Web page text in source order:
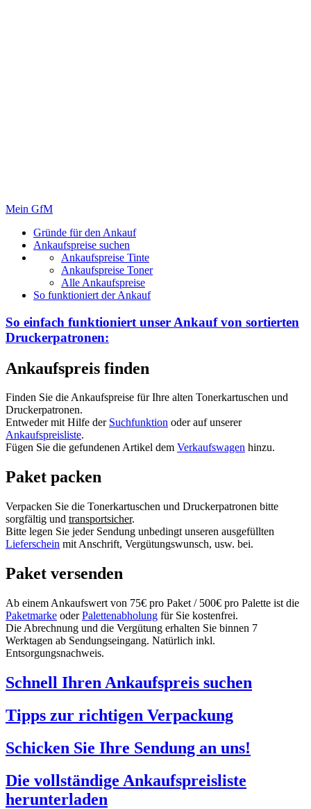
Mein GfM
Gründe für den Ankauf
Ankaufspreise suchen
Ankaufspreise Tinte
Ankaufspreise Toner
Alle Ankaufspreise
So funktioniert der Ankauf
So einfach funktioniert unser Ankauf von sortierten
Druckerpatronen:
Ankaufspreis finden
Finden Sie die Ankaufspreise für Ihre alten Tonerkartuschen und
Druckerpatronen.
Entweder mit Hilfe der Suchfunktion oder auf unserer
Ankaufspreisliste.
Fügen Sie die gefundenen Artikel dem Verkaufswagen hinzu.
Paket packen
Verpacken Sie die Tonerkartuschen und Druckerpatronen bitte
sorgfältig und transportsicher.
Bitte legen Sie jeder Sendung unbedingt unseren ausgefüllten
Lieferschein mit Anschrift, Vergütungswunsch, usw. bei.
Paket versenden
Ab einem Ankaufswert von 75€ pro Paket / 500€ pro Palette ist die
Paketmarke oderPalettenabholung für Sie kostenfrei.
Die Abrechnung und die Vergütung erhalten Sie binnen 7
Werktagen ab Sendungseingang. Natürlich inkl.
Entsorgungsnachweis.
Schnell Ihren Ankaufspreis suchen
Tipps zur richtigen Verpackung
Schicken Sie Ihre Sendung an uns!
Die vollständige Ankaufspreisliste
herunterladen